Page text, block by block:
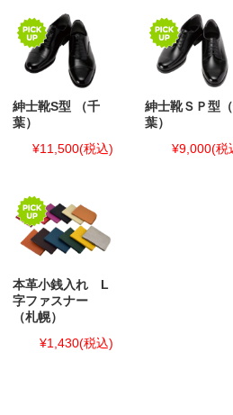
紳士靴S型 （千
葉）
¥11,500(税込)
紳士靴ＳＰ型
葉）
¥9,000(税
本革小銭入れ L
字ファスナー
（札幌）
¥1,430(税込)